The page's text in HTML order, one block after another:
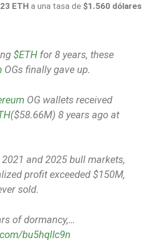
ETH a una tasa de $1.560 dólares
$ETH for 8 years, these
OGs finally gave up.
OG wallets received
($58.66M) 8 years ago at
and 2025 bull markets,
profit exceeded $150M,
sold.
of dormancy,…
bu5hqlIc9n